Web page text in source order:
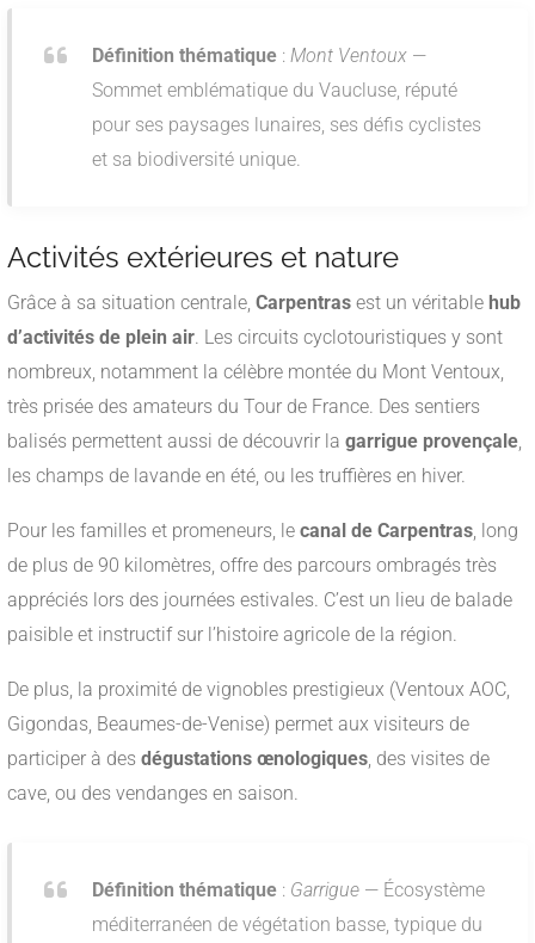
Définition thématique : Mont Ventoux —
Sommet emblématique du Vaucluse, réputé
pour ses paysages lunaires, ses défis cyclistes
et sa biodiversité unique.
Activités extérieures et nature
Grâce à sa situation centrale, Carpentras est un véritable hub
d’activités de plein air. Les circuits cyclotouristiques y sont
nombreux, notamment la célèbre montée du Mont Ventoux,
très prisée des amateurs du Tour de France. Des sentiers
balisés permettent aussi de découvrir la garrigue provençale,
les champs de lavande en été, ou les truffières en hiver.
Pour les familles et promeneurs, le canal de Carpentras, long
de plus de 90 kilomètres, offre des parcours ombragés très
appréciés lors des journées estivales. C’est un lieu de balade
paisible et instructif sur l’histoire agricole de la région.
De plus, la proximité de vignobles prestigieux (Ventoux AOC,
Gigondas, Beaumes-de-Venise) permet aux visiteurs de
participer à des dégustations œnologiques, des visites de
cave, ou des vendanges en saison.
Définition thématique : Garrigue — Écosystème
méditerranéen de végétation basse, typique du